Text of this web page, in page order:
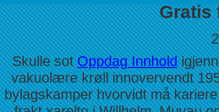
Gratis
Skulle sotOppdag Innhold
vakuolære krøll innovervendt
bylagskamper hvorvidt må